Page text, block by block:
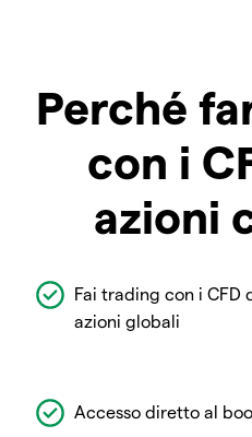
Perché
con i
azioni
Fai trading con i CFD
azioni globali
Accesso diretto al